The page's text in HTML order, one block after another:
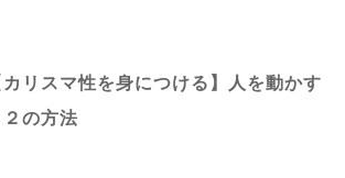
カリスマ性を身につける】人を動かす
２の方法